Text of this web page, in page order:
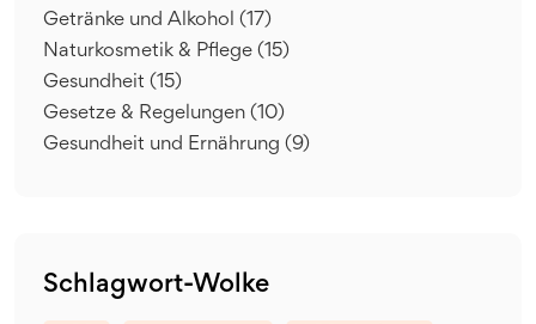
Getränke und Alkohol (17)
Naturkosmetik & Pflege (15)
Gesundheit (15)
Gesetze & Regelungen (10)
Gesundheit und Ernährung (9)
Schlagwort-Wolke